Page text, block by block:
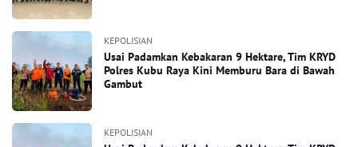
KEPOLISIAN
Usai Padamkan Kebakaran 9 Hektare, Tim KRYD
Polres Kubu Raya Kini Memburu Bara di Bawah
Gambut
KEPOLISIAN